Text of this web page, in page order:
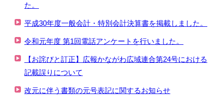
た。
平成30年度一般会計・特別会計決算書を掲載しました。
令和元年度 第1回電話アンケートを行いました。
【お詫びと訂正】広報かながわ広域連合第24号における
記載誤りについて
改元に伴う書類の元号表記に関するお知らせ